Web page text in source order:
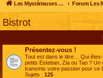
Les Mystérieuses Cités d'Or - LesCitesdOr.com
Bistrot
Présentez-vous !
Tout est dans le titre… Qui
petits Esteban, Zia ou Tao ?
transmis votre passion pour ce
Sujets : 125